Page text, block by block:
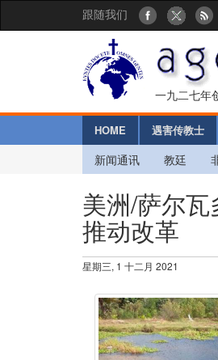
跟随我们
一九二七年
HOME 遇害传教士
新闻通讯 教廷
美洲/萨尔瓦
推动改革
星期三, 1 十二月 2021